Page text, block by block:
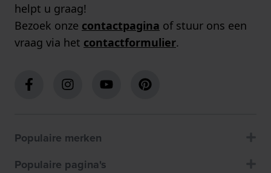
helpt u graag!
Bezoek onze contactpagina of stuur ons een
vraag via het contactformulier.
Populaire merken
Populaire pagina's